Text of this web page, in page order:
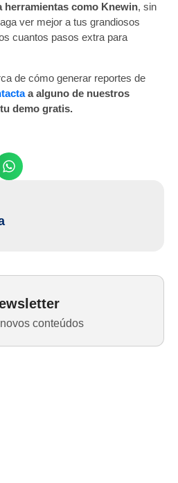
conteúdos
herramientas como Knewin, sin
ver mejor a tus grandiosos
cuantos pasos extra para
de cómo generar reportes de
a alguno de nuestros
demo gratis.